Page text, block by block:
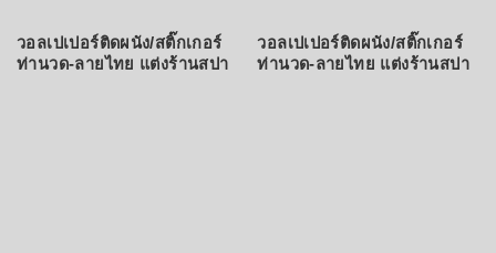
วอลเปเปอร์ติดผนัง/สติ๊กเกอร์
ท่านวด-ลายไทย แต่งร้านสปา
วอลเปเปอร์ติดผนัง/สติ๊กเกอร์
ท่านวด-ลายไทย แต่งร้านสปา